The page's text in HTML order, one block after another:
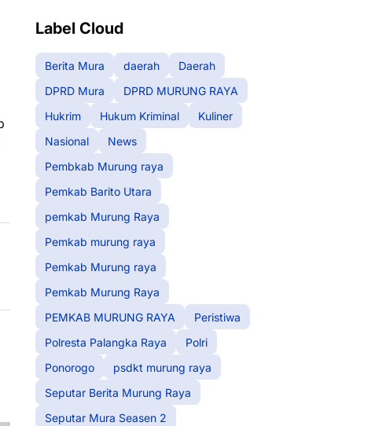
Raya
Label Cloud
Berita Mura daerah
Daerah
DPRD Mura
DPRD MURUNG RAYA
Hukrim
Hukum Kriminal
Kuliner
Nasional
News
Pembkab Murung raya
Pemkab Barito Utara
pemkab Murung Raya
Pemkab murung raya
Pemkab Murung raya
Pemkab Murung Raya
PEMKAB MURUNG RAYA
Peristiwa
Polresta Palangka Raya
Polri
Ponorogo
psdkt murung raya
Seputar Berita Murung Raya
Seputar Mura Seasen 2